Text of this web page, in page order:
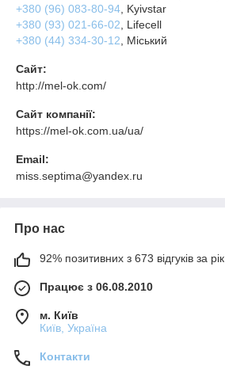
+380 (96) 083-80-94 , Kyivstar
+380 (93) 021-66-02 , Lifecell
+380 (44) 334-30-12 , Міський
Сайт:
http://mel-ok.com/
Сайт компанії:
https://mel-ok.com.ua/ua/
Email:
miss.septima@yandex.ru
Про нас
92% позитивних з 673 відгуків за рік
Працює з 06.08.2010
м. Київ
Київ, Україна
Контакти